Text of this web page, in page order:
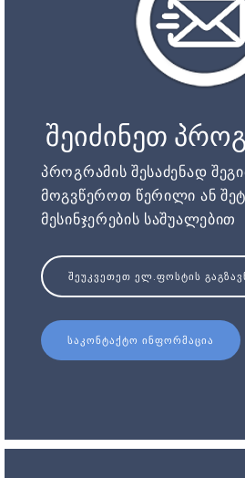
შეიძინეთ
პროგრამის შესაძენად
მოგვწეროთ წერილი ან
მესინჯერების საშუალებით
ᲨᲔᲣᲙᲕᲔᲗᲔᲗ ᲔᲚ.ᲤᲝᲡᲢᲘᲡ
ᲡᲐᲙᲝᲜᲢᲐᲥᲢᲝ ᲘᲜᲤᲝᲠᲛᲐᲪᲘᲐ